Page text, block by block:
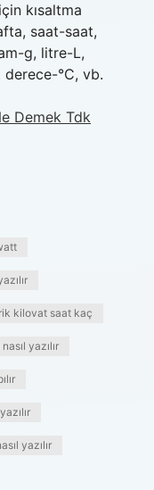
kısaltma
saat-saat,
g, litre-L,
°C, vb.
Demek Tdk
kilovat saat kaç
yazılır
yazılır